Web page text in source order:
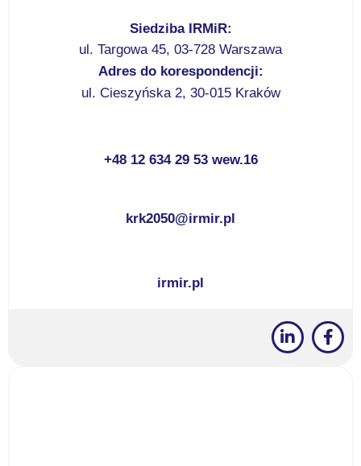
Siedziba IRMiR:
ul. Targowa 45, 03-728 Warszawa
Adres do korespondencji:
ul. Cieszyńska 2, 30-015 Kraków
+48 12 634 29 53 wew.16
krk2050@irmir.pl
irmir.pl